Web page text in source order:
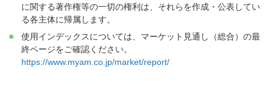
に関する著作権等の一切の権利は、それらを作成・公表してい
る各主体に帰属します。
使用インデックスについては、マーケット見通し（総合）の最
終ページをご確認ください。
https://www.myam.co.jp/market/report/